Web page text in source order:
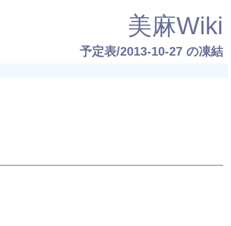
美麻Wiki
予定表/2013-10-27の凍結